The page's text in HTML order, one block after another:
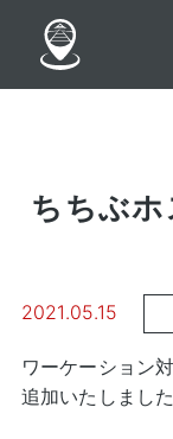
ちちぶ
2021.05.15
ワーケーション
追加いたしました